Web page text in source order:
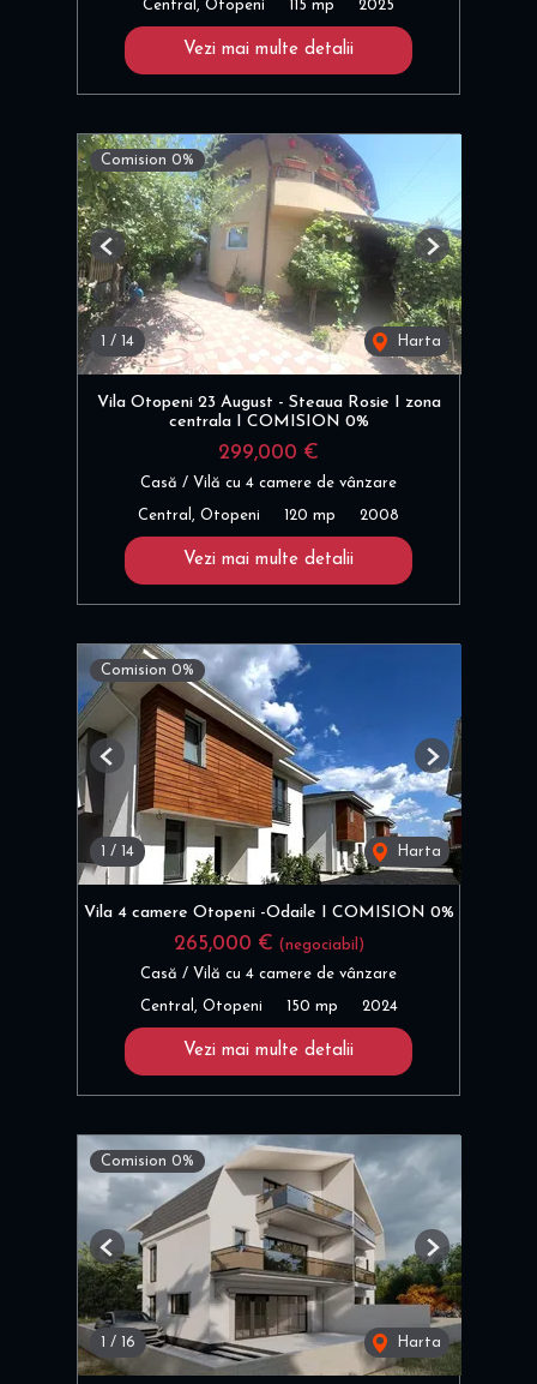
Central, Otopeni 115 mp 2025
Vezi mai multe detalii
Comision 0%
/ 14 Harta
Previous Next
Vila Otopeni 23 August - Steaua Rosie I zona
centrala I COMISION 0%
299,000 €
Casă / Vilă cu 4 camere de vânzare
Central, Otopeni 120 mp 2008
Vezi mai multe detalii
Comision 0%
/ 14 Harta
Previous Next
Vila 4 camere Otopeni -Odaile I COMISION 0%
265,000 € (negociabil)
Casă / Vilă cu 4 camere de vânzare
Central, Otopeni 150 mp 2024
Vezi mai multe detalii
Comision 0%
1 / 16 Harta
Previous Next